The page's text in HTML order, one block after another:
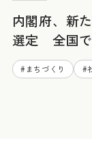
内閣府、新
選定 全国で
#まちづくり #